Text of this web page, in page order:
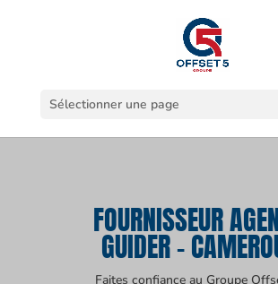
Sélectionner une page
FOURNISSEUR
GUIDER -
Faites confiance au Groupe